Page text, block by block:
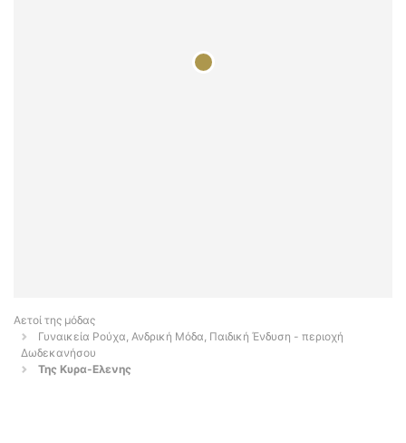
Αετοί της μόδας
Γυναικεία Ρούχα, Ανδρική Μόδα, Παιδική Ένδυση - περιοχή
Δωδεκανήσου
Της Κυρα-Ελενης